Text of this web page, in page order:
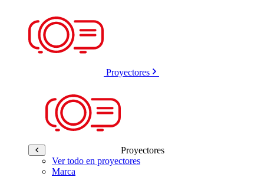
Proyectores
Proyectores
Ver todo en proyectores
Marca